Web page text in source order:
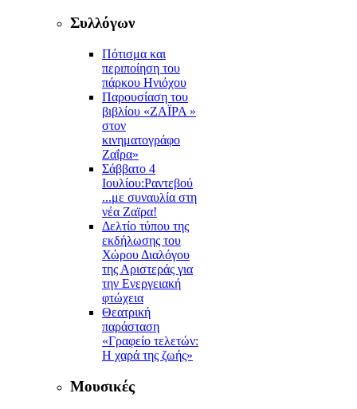
Συλλόγων
Πότισμα και
περιποίηση του
πάρκου Ηνιόχου
Παρουσίαση του
βιβλίου «ΖΑΪΡΑ »
στον
κινηματογράφο
Ζαΐρα»
Σάββατο 4
Ιουλίου:Ραντεβού
...με συναυλία στη
νέα Ζαϊρα!
Δελτίο τύπου της
εκδήλωσης του
Χώρου Διαλόγου
της Αριστεράς για
την Ενεργειακή
φτώχεια
Θεατρική
παράσταση
«Γραφείο τελετών:
Η χαρά της ζωής»
Μουσικές